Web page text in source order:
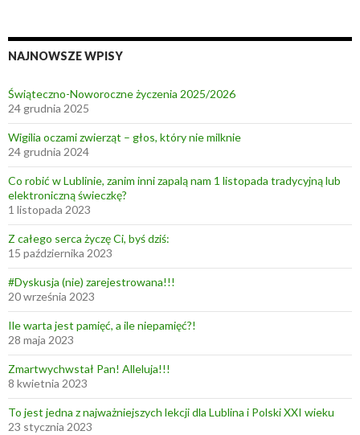
NAJNOWSZE WPISY
Świąteczno-Noworoczne życzenia 2025/2026
24 grudnia 2025
Wigilia oczami zwierząt – głos, który nie milknie
24 grudnia 2024
Co robić w Lublinie, zanim inni zapalą nam 1 listopada tradycyjną lub
elektroniczną świeczkę?
1 listopada 2023
Z całego serca życzę Ci, byś dziś:
15 października 2023
#Dyskusja (nie) zarejestrowana!!!
20 września 2023
Ile warta jest pamięć, a ile niepamięć?!
28 maja 2023
Zmartwychwstał Pan! Alleluja!!!
8 kwietnia 2023
To jest jedna z najważniejszych lekcji dla Lublina i Polski XXI wieku
23 stycznia 2023